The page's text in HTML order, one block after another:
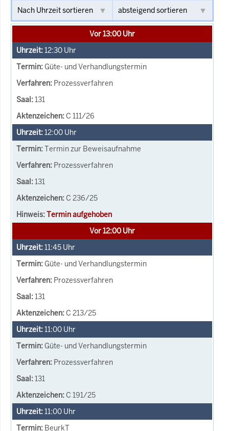
Vor 13:00 Uhr
12:30 Uhr
Güte- und Verhandlungstermin
Prozessverfahren
131
C 111/26
12:00 Uhr
Termin zur Beweisaufnahme
Prozessverfahren
131
C 236/25
Termin aufgehoben
Vor 12:00 Uhr
11:45 Uhr
Güte- und Verhandlungstermin
Prozessverfahren
131
C 213/25
11:00 Uhr
Güte- und Verhandlungstermin
Prozessverfahren
131
C 191/25
11:00 Uhr
BeurkT